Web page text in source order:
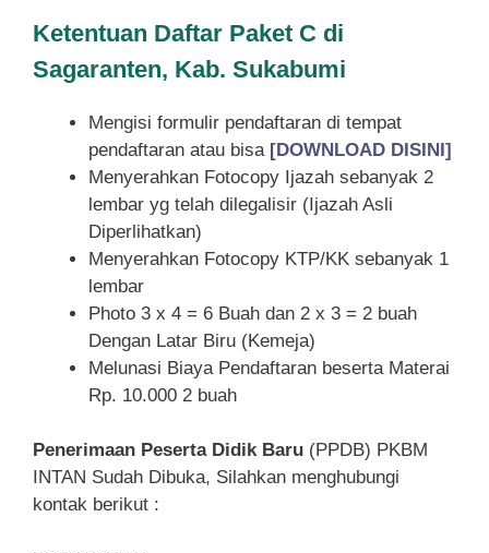
Ketentuan Daftar Paket C di
Sagaranten, Kab. Sukabumi
Mengisi formulir pendaftaran di tempat
pendaftaran atau bisa [DOWNLOAD DISINI]
Menyerahkan Fotocopy Ijazah sebanyak 2
lembar yg telah dilegalisir (Ijazah Asli
Diperlihatkan)
Menyerahkan Fotocopy KTP/KK sebanyak 1
lembar
Photo 3 x 4 = 6 Buah dan 2 x 3 = 2 buah
Dengan Latar Biru (Kemeja)
Melunasi Biaya Pendaftaran beserta Materai
Rp. 10.000 2 buah
Penerimaan Peserta Didik Baru (PPDB) PKBM
INTAN Sudah Dibuka, Silahkan menghubungi
kontak berikut :